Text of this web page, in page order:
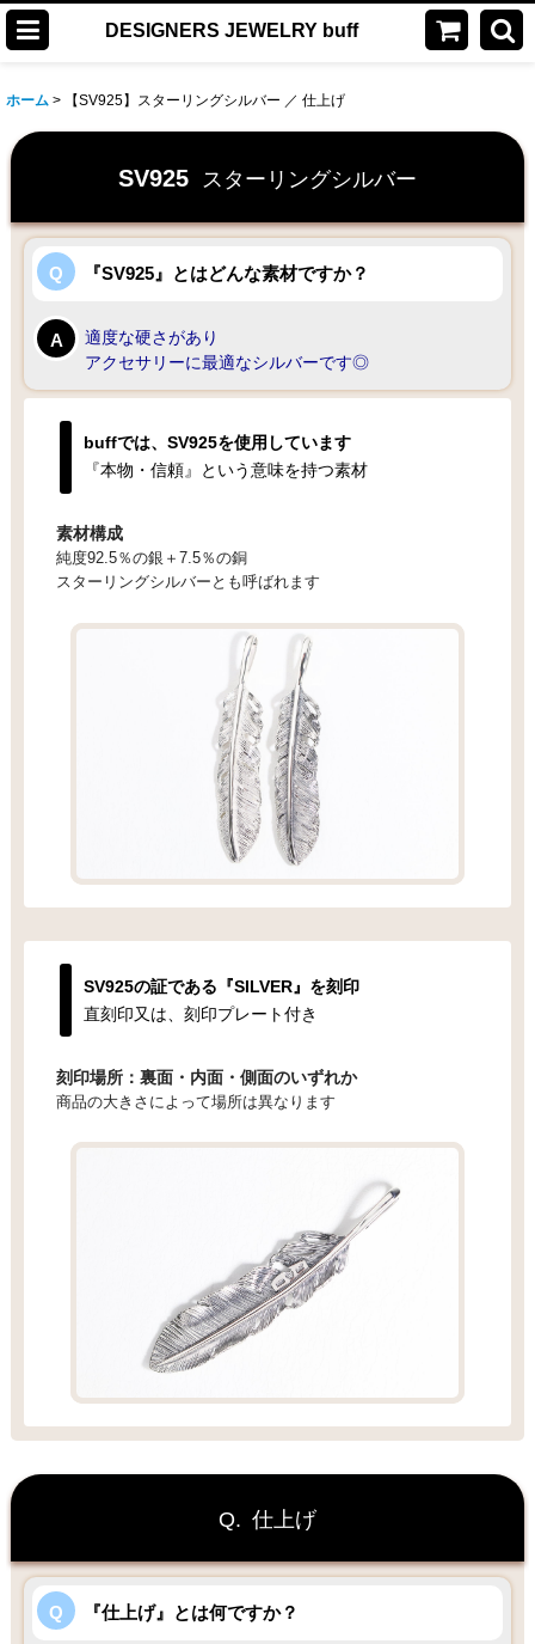
DESIGNERS JEWELRY buff
ホーム > 【SV925】スターリングシルバー ／ 仕上げ
SV925 スターリングシルバー
『SV925』とはどんな素材ですか？
適度な硬さがあり
アクセサリーに最適なシルバーです◎
buffでは、SV925を使用しています
『本物・信頼』という意味を持つ素材
素材構成
純度92.5％の銀＋7.5％の銅
スターリングシルバーとも呼ばれます
SV925の証である『SILVER』を刻印
直刻印又は、刻印プレート付き
刻印場所：裏面・内面・側面のいずれか
商品の大きさによって場所は異なります
Q. 仕上げ
『仕上げ』とは何ですか？